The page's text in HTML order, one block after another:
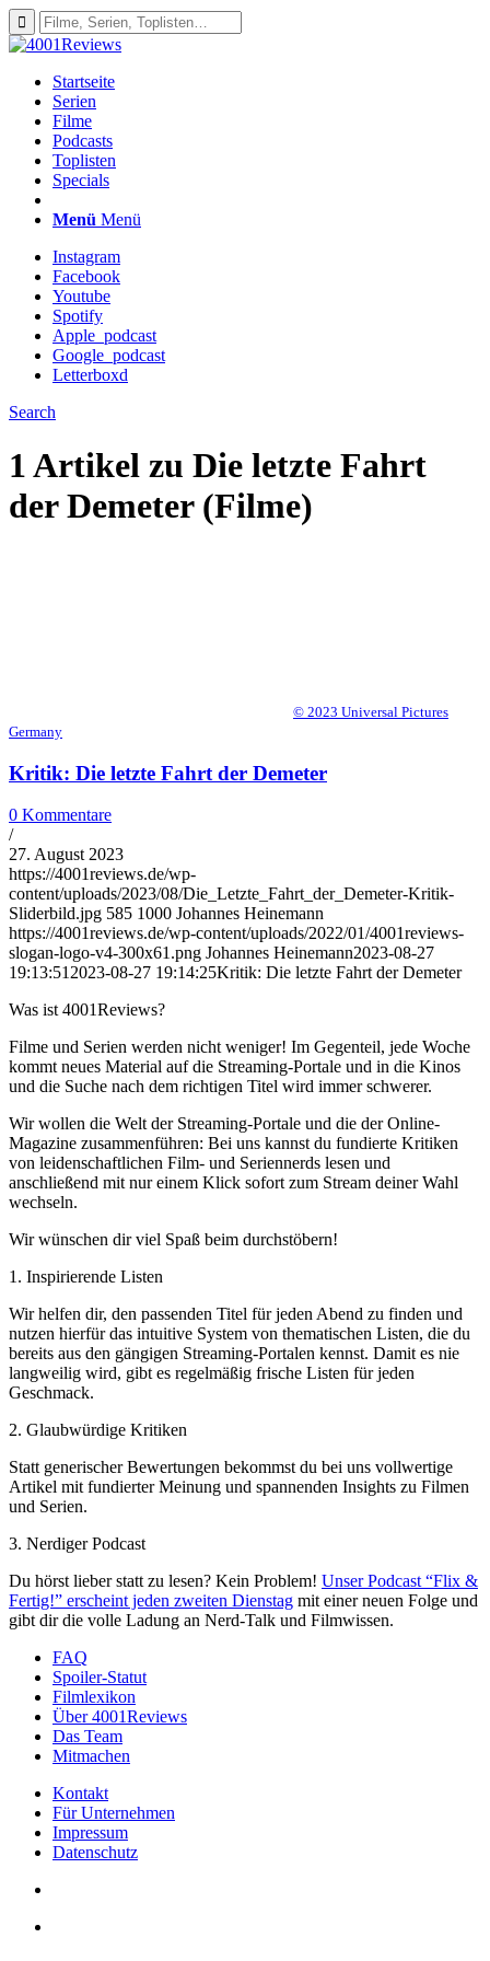
Startseite
Serien
Filme
Podcasts
Toplisten
Specials
Menü Menü
Instagram
Facebook
Youtube
Spotify
Apple_podcast
Google_podcast
Letterboxd
Search
1 Artikel zu Die letzte Fahrt
der Demeter (Filme)
© 2023 Universal Pictures
Germany
Kritik: Die letzte Fahrt der Demeter
0 Kommentare
/
27. August 2023
https://4001reviews.de/wp-
content/uploads/2023/08/Die_Letzte_Fahrt_der_Demeter-Kritik-
Sliderbild.jpg 585 1000 Johannes Heinemann
https://4001reviews.de/wp-content/uploads/2022/01/4001reviews-
slogan-logo-v4-300x61.png Johannes Heinemann2023-08-27
19:13:51 2023-08-27 19:14:25Kritik: Die letzte Fahrt der Demeter
Was ist 4001Reviews?
Filme und Serien werden nicht weniger! Im Gegenteil, jede Woche
kommt neues Material auf die Streaming-Portale und in die Kinos
und die Suche nach dem richtigen Titel wird immer schwerer.
Wir wollen die Welt der Streaming-Portale und die der Online-
Magazine zusammenführen: Bei uns kannst du fundierte Kritiken
von leidenschaftlichen Film- und Seriennerds lesen und
anschließend mit nur einem Klick sofort zum Stream deiner Wahl
wechseln.
Wir wünschen dir viel Spaß beim durchstöbern!
1. Inspirierende Listen
Wir helfen dir, den passenden Titel für jeden Abend zu finden und
nutzen hierfür das intuitive System von thematischen Listen, die du
bereits aus den gängigen Streaming-Portalen kennst. Damit es nie
langweilig wird, gibt es regelmäßig frische Listen für jeden
Geschmack.
2. Glaubwürdige Kritiken
Statt generischer Bewertungen bekommst du bei uns vollwertige
Artikel mit fundierter Meinung und spannenden Insights zu Filmen
und Serien.
3. Nerdiger Podcast
Du hörst lieber statt zu lesen? Kein Problem! Unser Podcast “Flix &
Fertig!” erscheint jeden zweiten Dienstag mit einer neuen Folge und
gibt dir die volle Ladung an Nerd-Talk und Filmwissen.
FAQ
Spoiler-Statut
Filmlexikon
Über 4001Reviews
Das Team
Mitmachen
Kontakt
Für Unternehmen
Impressum
Datenschutz